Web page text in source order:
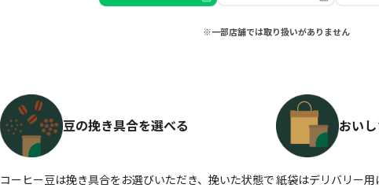
※一部店舗では取り扱いがありません
豆の挽き具合を選べる
コーヒー豆は挽き具合をお選びいただき、挽いた状態で
おい
紙袋はデリバリー